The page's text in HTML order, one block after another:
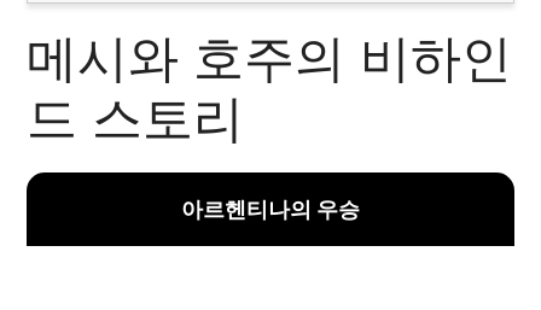
메시와 호주의 비하인
드 스토리
아르헨티나의 우승